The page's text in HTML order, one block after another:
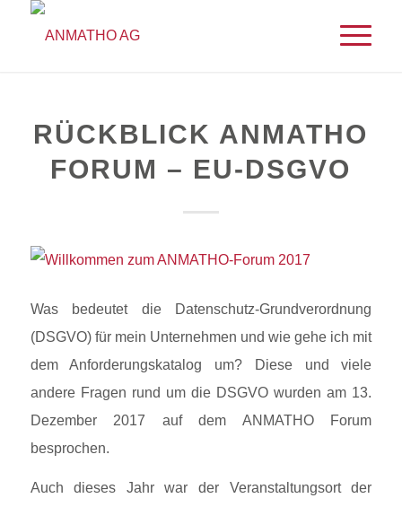
RÜCKBLICK ANMATHO
FORUM – EU-DSGVO
Was bedeutet die Datenschutz-Grundverordnung
(DSGVO) für mein Unternehmen und wie gehe ich mit
dem Anforderungskatalog um? Diese und viele
andere Fragen rund um die DSGVO wurden am 13.
Dezember 2017 auf dem ANMATHO Forum
besprochen.
Auch dieses Jahr war der Veranstaltungsort der